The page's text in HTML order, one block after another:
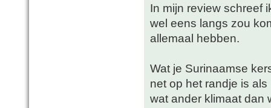
In mijn review schreef
wel eens langs zou
allemaal hebben.
Wat je Surinaamse
net op het randje is
wat ander klimaat dan